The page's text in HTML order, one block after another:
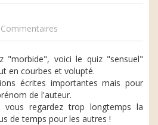
Commentaires
"morbide", voici le quiz "sensuel"
en courbes et volupté.
écrites importantes mais pour
de l'auteur.
vous regardez trop longtemps la
de temps pour les autres !